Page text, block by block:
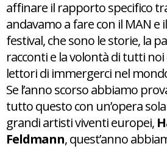
affinare il rapporto specifico
andavamo a fare con il MAN e
festival, che sono le storie, la
racconti e la volontà di tutti
lettori di immergerci nel
Se l’anno scorso abbiamo
tutto questo con un’opera
grandi artisti viventi europei,
Feldmann, quest’anno